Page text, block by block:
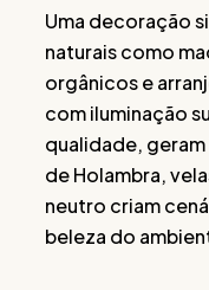
Uma decoração
naturais como
orgânicos e
com iluminação
qualidade,
de Holambra,
neutro criam
beleza do